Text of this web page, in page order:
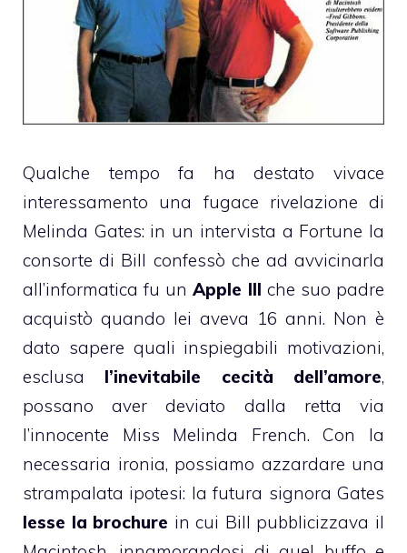
Qualche tempo fa ha destato vivace
interessamento una fugace rivelazione di
Melinda Gates: in un intervista a Fortune la
consorte di Bill confessò che ad avvicinarla
all’informatica fu unApple III che suo padre
acquistò quando lei aveva 16 anni. Non è
dato sapere quali inspiegabili motivazioni,
esclusa l’inevitabile cecità dell’amore,
possano aver deviato dalla retta via
l’innocente Miss Melinda French. Con la
necessaria ironia, possiamo azzardare una
strampalata ipotesi: la futura signora Gates
lesse la brochure in cui Bill pubblicizzava il